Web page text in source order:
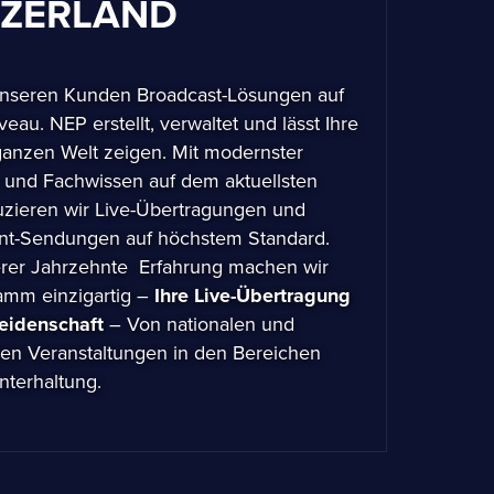
Kunden Broadcast-Lösungen auf
NEP erstellt, verwaltet und lässt Ihre
Welt zeigen. Mit modernster
Fachwissen auf dem aktuellsten
wir Live-Übertragungen und
Sendungen auf höchstem Standard.
Jahrzehnte Erfahrung machen wir
einzigartig – Ihre Live-Übertragung
– Von nationalen und
Veranstaltungen in den Bereichen